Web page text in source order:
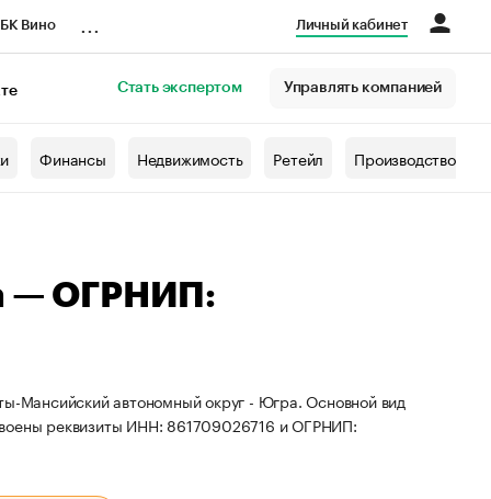
Вино Личный кабинет
Стать экспертом Управлять компанией
Финансы Недвижимость Ретейл Производство
— ОГРНИП:
Мансийский автономный округ - Югра. Основной вид
реквизиты ИНН: 861709026716 и ОГРНИП: